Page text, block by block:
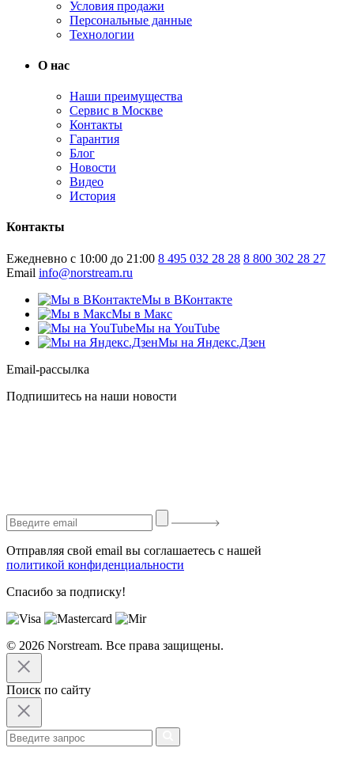
Условия продажи
Персональные данные
Технологии
О нас
Наши преимущества
Сервис в Москве
Контакты
Гарантия
Блог
Новости
Видео
История
Контакты
Ежедневно с 10:00 до 21:00 8 495 032 28 28 8 800 302 28 27
Email info@norstream.ru
Мы в ВКонтакте
Мы в Макс
Мы на YouTube
Мы на Яндекс.Дзен
Email-рассылка
Подпишитесь на наши новости
Отправляя свой email вы соглашаетесь с нашей
политикой конфиденциальности
Спасибо за подписку!
© 2026 Norstream. Все права защищены.
Поиск по сайту